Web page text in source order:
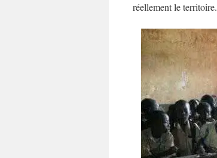
réellement le territoire.